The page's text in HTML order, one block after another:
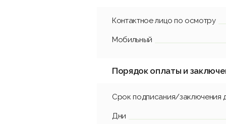
Контактное лицо по осмотру
Мобильный
Порядок оплаты и
Срок подписания/заключения
Дни